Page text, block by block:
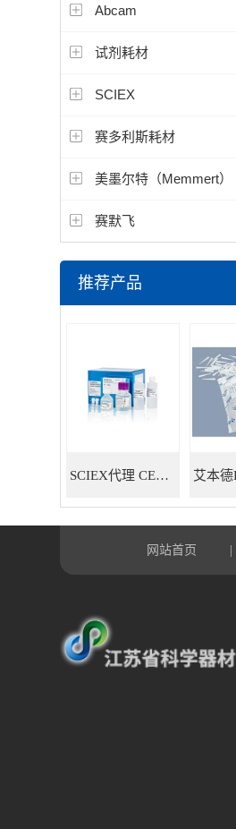
Abcam
试剂耗材
SCIEX
赛多利斯耗材
美墨尔特（Memmert）
赛默飞
推荐产品
SCIEX代理 CE耗材试剂 毛细管电泳试剂耗材
网站首页